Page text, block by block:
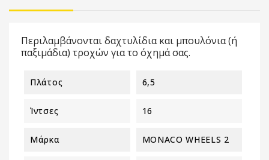
Περιλαμβάνονται δαχτυλίδια και μπουλόνια (ή
παξιμάδια) τροχών για το όχημά σας.
Πλάτος 6,5
Ίντσες 16
Μάρκα MONACO WHEELS 2